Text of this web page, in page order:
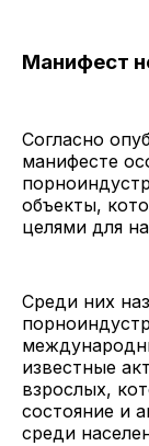
Манифест
Согласно
манифесте
объекты,
целями для
Среди них
известные
взрослых,
состояние и
среди